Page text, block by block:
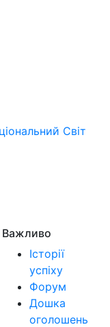
Світ
Важливо
Історії
успіху
Форум
Дошка
оголошень